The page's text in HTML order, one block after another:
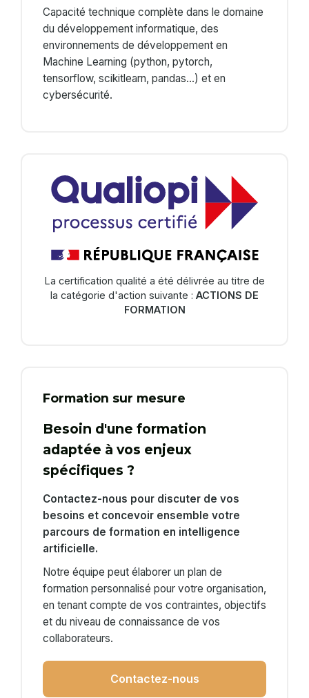
Capacité technique complète dans le domaine
du développement informatique, des
environnements de développement en
Machine Learning (python, pytorch,
tensorflow, scikitlearn, pandas…) et en
cybersécurité.
La certification qualité a été délivrée au titre de
la catégorie d'action suivante : ACTIONS DE
FORMATION
Formation sur mesure
Besoin d'une formation
adaptée à vos enjeux
spécifiques ?
Contactez-nous pour discuter de vos
besoins et concevoir ensemble votre
parcours de formation en intelligence
artificielle.
Notre équipe peut élaborer un plan de
formation personnalisé pour votre organisation,
en tenant compte de vos contraintes, objectifs
et du niveau de connaissance de vos
collaborateurs.
Contactez-nous